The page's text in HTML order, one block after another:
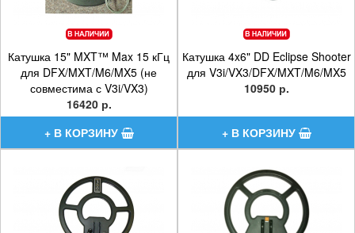
Катушка 15" MXT™ Max 15 кГц
для DFX/MXT/M6/MX5 (не
совместима с V3i/VX3)
16420 р.
Катушка 4x6" DD Eclipse Shooter
для V3i/VX3/DFX/MXT/M6/MX5
10950 р.